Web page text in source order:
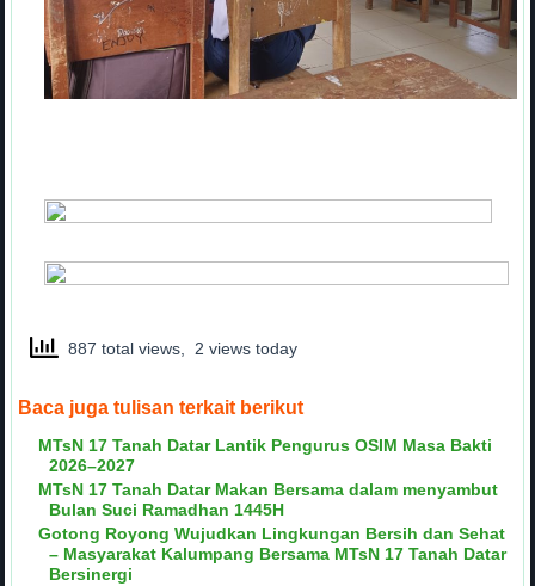
887 total views, 2 views today
Baca juga tulisan terkait berikut
MTsN 17 Tanah Datar Lantik Pengurus OSIM Masa Bakti
2026–2027
MTsN 17 Tanah Datar Makan Bersama dalam menyambut
Bulan Suci Ramadhan 1445H
Gotong Royong Wujudkan Lingkungan Bersih dan Sehat
– Masyarakat Kalumpang Bersama MTsN 17 Tanah Datar
Bersinergi